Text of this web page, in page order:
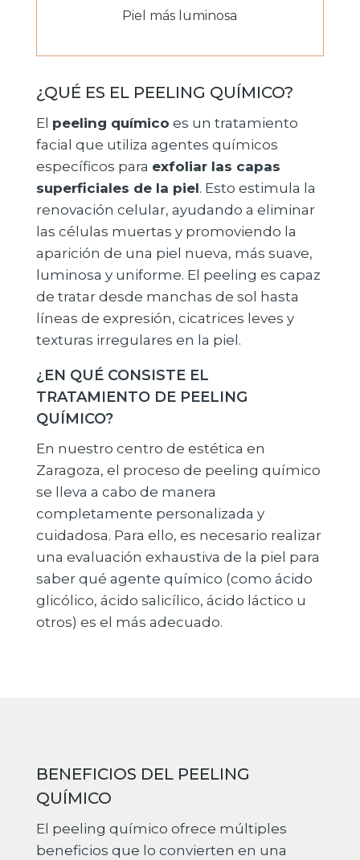
Piel más luminosa
¿QUÉ ES EL PEELING QUÍMICO?
El peeling químico es un tratamiento
facial que utiliza agentes químicos
específicos para exfoliar las capas
superficiales de la piel. Esto estimula la
renovación celular, ayudando a eliminar
las células muertas y promoviendo la
aparición de una piel nueva, más suave,
luminosa y uniforme. El peeling es capaz
de tratar desde manchas de sol hasta
líneas de expresión, cicatrices leves y
texturas irregulares en la piel.
¿EN QUÉ CONSISTE EL
TRATAMIENTO DE PEELING
QUÍMICO?
En nuestro centro de estética en
Zaragoza, el proceso de peeling químico
se lleva a cabo de manera
completamente personalizada y
cuidadosa. Para ello, es necesario realizar
una evaluación exhaustiva de la piel para
saber qué agente químico (como ácido
glicólico, ácido salicílico, ácido láctico u
otros) es el más adecuado.
BENEFICIOS DEL PEELING
QUÍMICO
El peeling químico ofrece múltiples
beneficios que lo convierten en una